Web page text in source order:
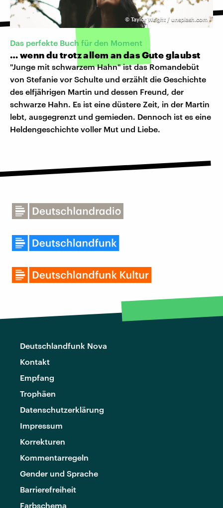
© Taylor Wright / unsplash.com
Das perfekte Buch für den Moment
… wenn du trotz allem an das Gute glaubst
"Junge mit schwarzem Hahn" ist das Romandebüt
von Stefanie vor Schulte und erzählt die Geschichte
des elfjährigen Martin und dessen Freund, der
schwarze Hahn. Es ist eine düstere Zeit, in der Martin
lebt, ausgegrenzt und gemieden. Dennoch ist es eine
Heldengeschichte voller Mut und Liebe.
Deutschlandfunk Nova
Kontakt
Empfang
Trophäen
Datenschutzerklärung
Impressum
Korrekturen
Kommentarregeln
Gender und Sprache
Barrierefreiheit
Farbschema